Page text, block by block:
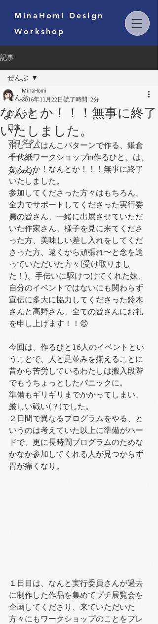
MinaHomi Design
Workshop
記事
ぜんぶ
おしらせ
日常
プロダクト
イベント
メルマガ
ぜんぶ
なんとか！！！無事に終了
いたしました。
MinaHomi
2016年11月22日 読了時間: 2分
消しゴムはんこパターンで作る、鎌倉
千代紙ワークショップin作るひと、は、
なんとか！なんとか！！！無事に終了
いたしました。
参加してくださった方々はもちろん、
全力でサポートしてくださった実行委
員の皆さん、一緒に出展させていただ
いた作家さん、様子を見に来てくださ
った方、美味しい差し入れをしてくだ
さった方、遠くから頑張れ〜と念を送
っていただいた方々(受け取りまし
た！)、手伝いに駆けつけてくれた妹、
自分のイベントではないにも関わらず
宣伝に多大に協力してくださった鈴木
さんと高野さん、全ての皆さんにお礼
を申し上げます！！😊
今回は、作るひと16人のイベントとい
うことで、人と足並みを揃えることに
昔から苦労しているわたしは搬入段階
でもうちょっとしたパニックに。
準備もギリギリまでかかってしまい、
厳しい戦い(？)でした。
２日間で異なるプログラムをやる、と
いうのは考えていた以上に準備がハー
ドで、更に長時間プログラムのためな
かなか参加してくれる人が見つからず
胃が痛くなり。
１日目は、なんと実行委員さんが過去
に制作した作品を集めてプチ展覧会を
企画してくださり、来ていただいた
方々にもワークショップのことをプレ